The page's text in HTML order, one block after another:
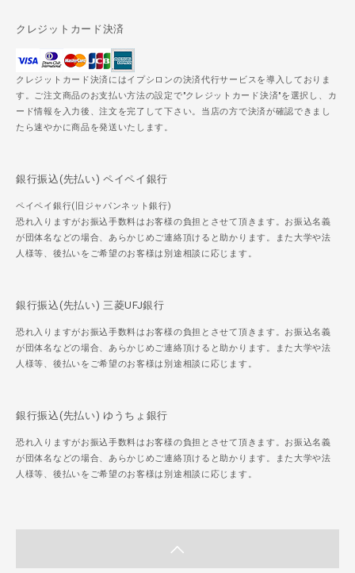
クレジットカード決済
クレジットカード決済にはイプシロンの決済代行サービスを導入しておりま
す。ご注文商品のお支払い方法の設定で"クレジットカード決済"を選択し、カ
ード情報を入力後、注文を完了して下さい。当店の方で決済が確認できまし
たら速やかに商品を発送いたします。
銀行振込(先払い) ペイペイ銀行
ペイペイ銀行(旧ジャパンネット銀行)
恐れ入りますがお振込手数料はお客様の負担とさせて頂きます。お振込名義
が団体名などの場合、あらかじめご連絡頂けると助かります。また大学や法
人様等、後払いをご希望のお客様は別途相談に応じます。
銀行振込(先払い) 三菱UFJ銀行
恐れ入りますがお振込手数料はお客様の負担とさせて頂きます。お振込名義
が団体名などの場合、あらかじめご連絡頂けると助かります。また大学や法
人様等、後払いをご希望のお客様は別途相談に応じます。
銀行振込(先払い) ゆうちょ銀行
恐れ入りますがお振込手数料はお客様の負担とさせて頂きます。お振込名義
が団体名などの場合、あらかじめご連絡頂けると助かります。また大学や法
人様等、後払いをご希望のお客様は別途相談に応じます。